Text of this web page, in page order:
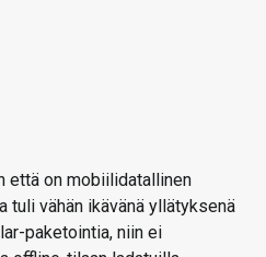
että on mobiilidatallinen
vähän ikävänä yllätyksenä
paketointia, niin ei